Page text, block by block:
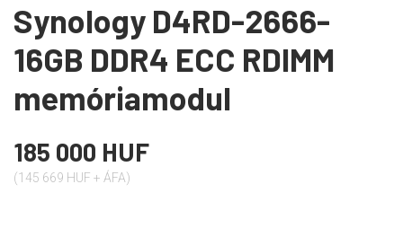
Synology D4RD-2666-
16GB DDR4 ECC RDIMM
memóriamodul
185 000 HUF
(145 669 HUF + ÁFA)